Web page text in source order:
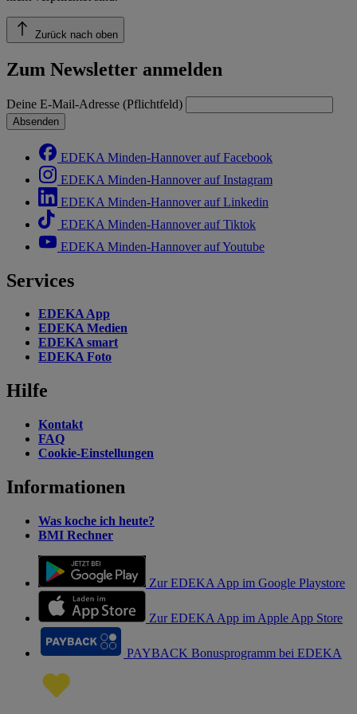
Zurück nach oben
Zum Newsletter anmelden
Deine E-Mail-Adresse (Pflichtfeld)
Absenden
EDEKA Minden-Hannover auf Facebook
EDEKA Minden-Hannover auf Instagram
EDEKA Minden-Hannover auf Linkedin
EDEKA Minden-Hannover auf Tiktok
EDEKA Minden-Hannover auf Youtube
Services
EDEKA App
EDEKA Medien
EDEKA smart
EDEKA Foto
Hilfe
Kontakt
FAQ
Cookie-Einstellungen
Informationen
Was koche ich heute?
BMI Rechner
Zur EDEKA App im Google Playstore
Zur EDEKA App im Apple App Store
PAYBACK Bonusprogramm bei EDEKA